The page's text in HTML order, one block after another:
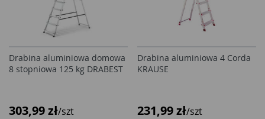
Drabina aluminiowa domowa
8 stopniowa 125 kg DRABEST
303,99 zł/szt
Drabina aluminiowa 4 Corda
KRAUSE
231,99 zł/szt